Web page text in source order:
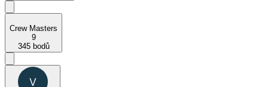
Crew Masters
9
345 bodů